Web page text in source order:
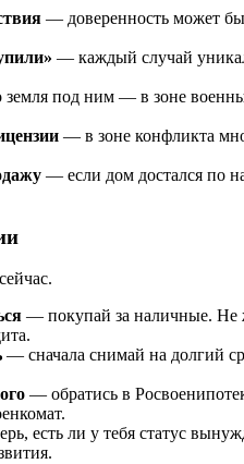
— доверенность может
— каждый случай
под ним — в зоне
— в зоне конфликта
— если дом достался по
— покупай за наличные. Не
— сначала снимай на долгий
— обратись в
есть ли у тебя статус